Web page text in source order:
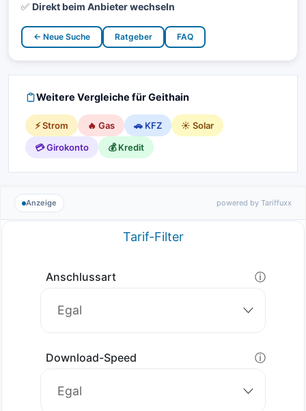
✅ Direkt beim Anbieter wechseln
← Neue Suche Ratgeber FAQ
Weitere Vergleiche für Geithain
⚡ Strom 🔥 Gas 🚗 KFZ
☀️ Solar
💳 Girokonto
💰 Kredit
Anzeige powered by Tariffuxx